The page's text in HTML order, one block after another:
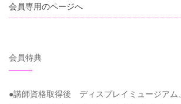
会員専用のページへ
会員特典
●講師資格取得後 ディスプレイミュージアム